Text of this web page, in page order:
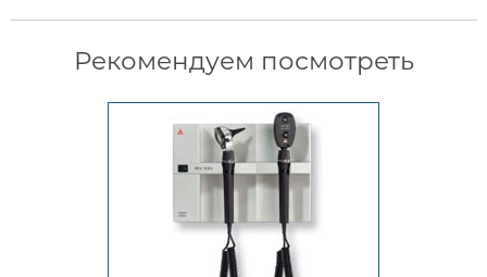
Рекомендуем посмотреть